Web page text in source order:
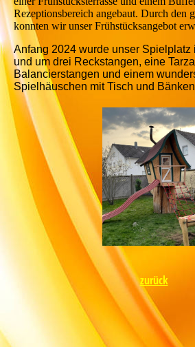
Rezeptionsbereich angebaut. Durch den
konnten wir unser Frühstücksangebot
Anfang 2024 wurde unser Spielplatz
und um drei Reckstangen, eine
Balancierstangen und einem
Spielhäuschen mit Tisch und
zurück